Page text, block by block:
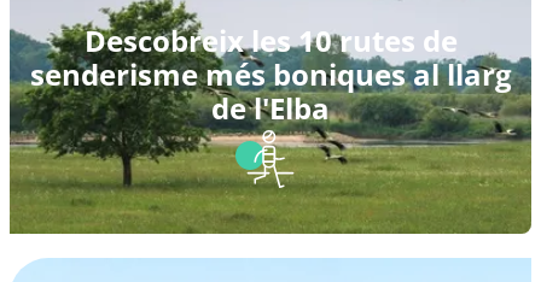
Descobreix les 10 rutes de
senderisme més boniques al llarg
de l'Elba